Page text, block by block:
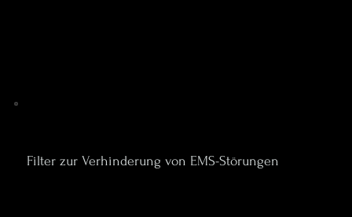
Filter zur Verhinderung von EMS-Störungen